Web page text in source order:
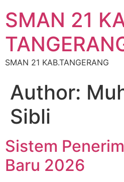
SMAN 21
SMAN 21 KAB.TANGERANG
Author:
Sibli
Sistem
Baru 2026